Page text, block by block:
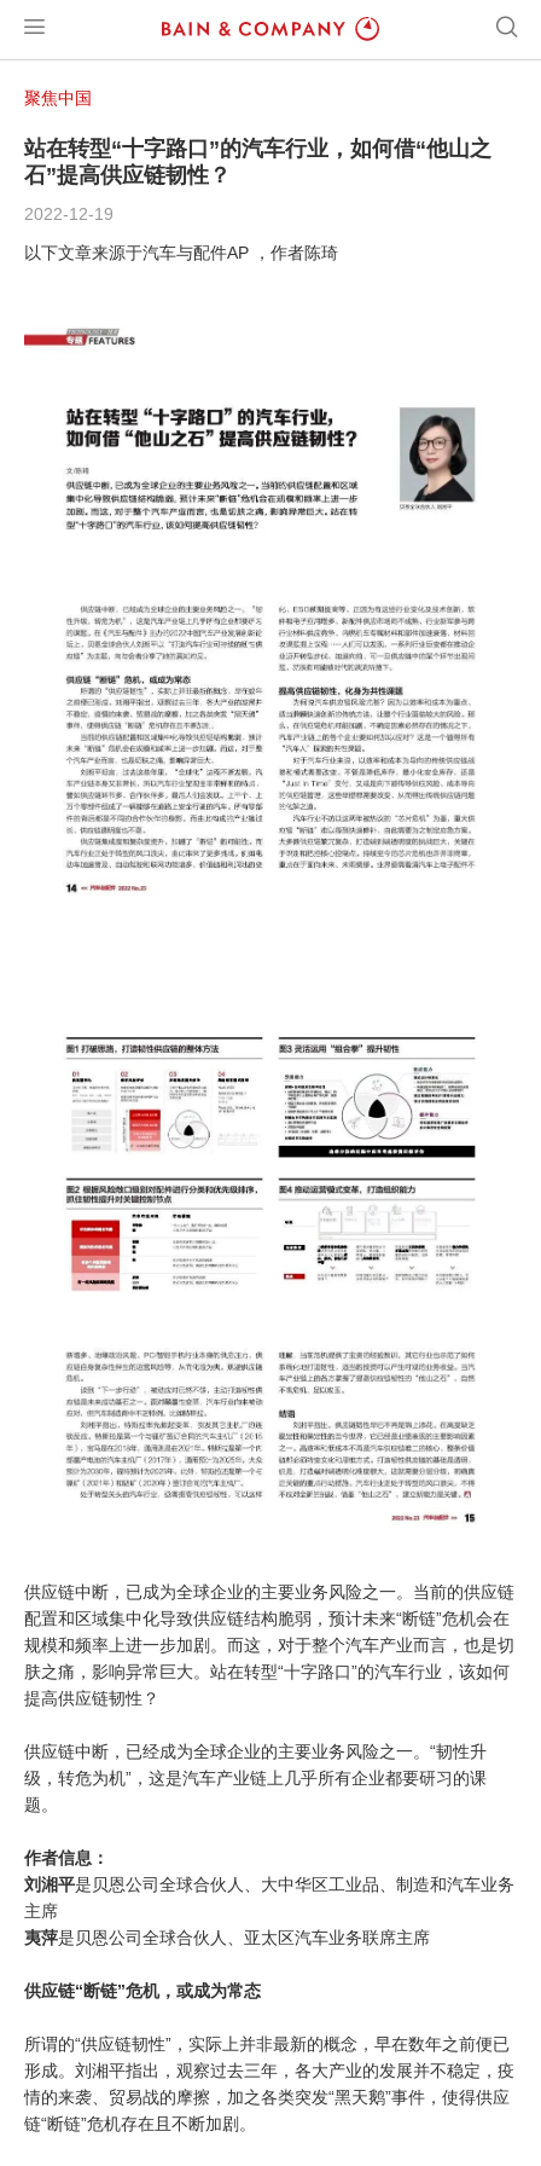
聚焦中国
站在转型“十字路口”的汽车行业，如何借“他山之
石”提高供应链韧性？
2022-12-19
以下文章来源于汽车与配件AP ，作者陈琦
供应链中断，已成为全球企业的主要业务风险之一。当前的供应链
配置和区域集中化导致供应链结构脆弱，预计未来“断链”危机会在
规模和频率上进一步加剧。而这，对于整个汽车产业而言，也是切
肤之痛，影响异常巨大。站在转型“十字路口”的汽车行业，该如何
提高供应链韧性？
供应链中断，已经成为全球企业的主要业务风险之一。“韧性升
级，转危为机”，这是汽车产业链上几乎所有企业都要研习的课
题。
作者信息：
刘湘平是贝恩公司全球合伙人、大中华区工业品、制造和汽车业务
主席
夷萍是贝恩公司全球合伙人、亚太区汽车业务联席主席
供应链“断链”危机，或成为常态
所谓的“供应链韧性”，实际上并非最新的概念，早在数年之前便已
形成。刘湘平指出，观察过去三年，各大产业的发展并不稳定，疫
情的来袭、贸易战的摩擦，加之各类突发“黑天鹅”事件，使得供应
链“断链”危机存在且不断加剧。